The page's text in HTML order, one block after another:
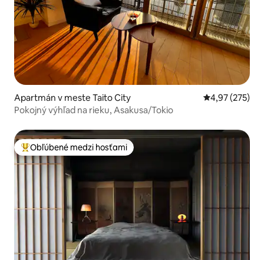
Apartmán v meste Taito City Priemerné
4,97 (275)
Pokojný výhľad na rieku, Asakusa/Tokio
Najobľúbenejšie medzi hosťami
Obľúbené medzi hosťami